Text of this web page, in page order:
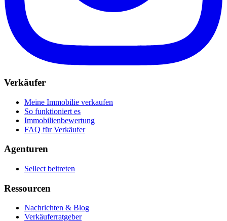
Verkäufer
Meine Immobilie verkaufen
So funktioniert es
Immobilienbewertung
FAQ für Verkäufer
Agenturen
Sellect beitreten
Ressourcen
Nachrichten & Blog
Verkäuferratgeber